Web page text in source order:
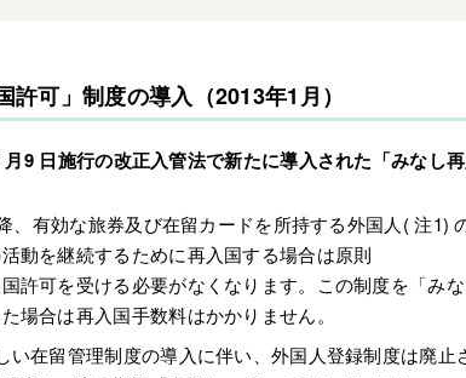
許可」制度の導入（2013年1月）
9 日施行の改正入管法で新たに導入された「みなし
、有効な旅券及び在留カードを所持する外国人( 注1)
動を継続するために再入国する場合は原則
許可を受ける必要がなくなります。この制度を「み
場合は再入国手数料はかかりません。
い在留管理制度の導入に伴い、外国人登録制度は廃